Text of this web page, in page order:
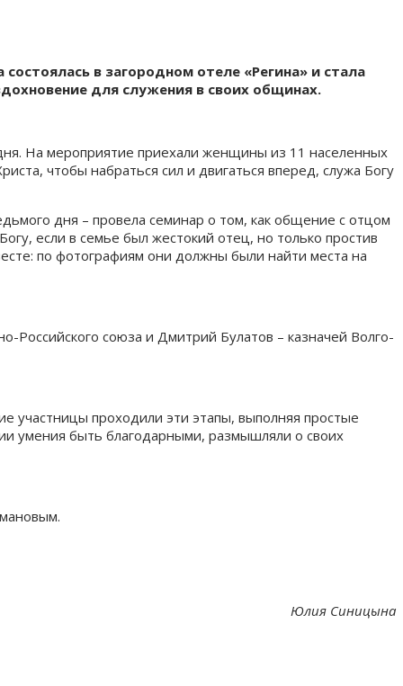
в загородном отеле «Регина» и стала
для служения в своих общинах.
На мероприятие приехали женщины из 11 населенных
чтобы набраться сил и двигаться вперед, служа Богу
дня – провела семинар о том, как общение с отцом
если в семье был жестокий отец, но только простив
по фотографиям они должны были найти места на
союза и Дмитрий Булатов – казначей Волго-
участницы проходили эти этапы, выполняя простые
умения быть благодарными, размышляли о своих
Юлия Синицына